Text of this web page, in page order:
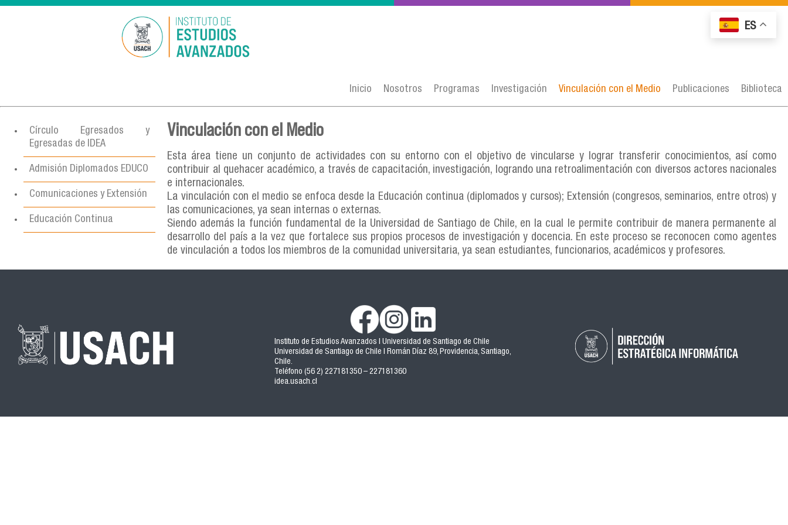
Inicio Nosotros Programas Investigación Vinculación con el Medio Publicaciones Biblioteca
Círculo Egresados y
Egresadas de IDEA
Admisión Diplomados EDUCO
Comunicaciones y Extensión
Educación Continua
Vinculación con el Medio
Esta área tiene un conjunto de actividades con su entorno con el objetivo de vincularse y lograr transferir conocimientos, así como
contribuir al quehacer académico, a través de capacitación, investigación, logrando una retroalimentación con diversos actores nacionales
e internacionales.
La vinculación con el medio se enfoca desde la Educación continua (diplomados y cursos); Extensión (congresos, seminarios, entre otros) y
las comunicaciones, ya sean internas o externas.
Siendo además la función fundamental de la Universidad de Santiago de Chile, en la cual le permite contribuir de manera permanente al
desarrollo del país a la vez que fortalece sus propios procesos de investigación y docencia. En este proceso se reconocen como agentes
de vinculación a todos los miembros de la comunidad universitaria, ya sean estudiantes, funcionarios, académicos y profesores.
Instituto de Estudios Avanzados | Universidad de Santiago de Chile
Universidad de Santiago de Chile | Román Díaz 89, Providencia, Santiago,
Chile.
Teléfono (56 2) 227181350 – 227181360
idea.usach.cl
ES